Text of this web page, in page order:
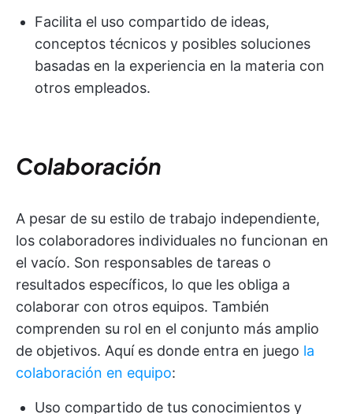
Facilita el uso compartido de ideas,
conceptos técnicos y posibles soluciones
basadas en la experiencia en la materia con
otros empleados.
Colaboración
A pesar de su estilo de trabajo independiente,
los colaboradores individuales no funcionan en
el vacío. Son responsables de tareas o
resultados específicos, lo que les obliga a
colaborar con otros equipos. También
comprenden su rol en el conjunto más amplio
de objetivos. Aquí es donde entra en juego la
colaboración en equipo:
Uso compartido de tus conocimientos y